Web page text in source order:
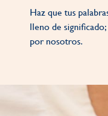
Haz que tus
lleno de
por nosotros.